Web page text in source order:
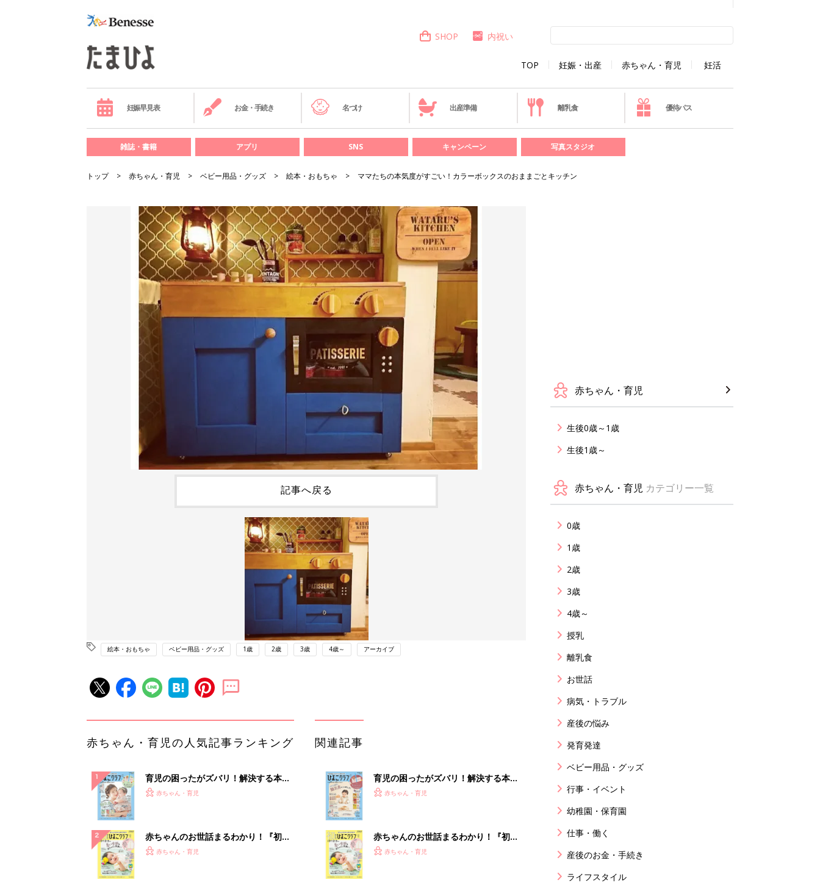
TOP 妊娠・出産 赤ちゃん・育児 妊活
SHOP 内祝い
妊娠早見表 お金・手続き 名づけ 出産準備 離乳食 優待パス
雑誌・書籍 アプリ SNS キャンペーン 写真スタジオ
トップ 赤ちゃん・育児 ベビー用品・グッズ 絵本・おもちゃ ママたちの本気度がすごい！カラーボックスのおままごとキッチン
記事へ戻る
絵本・おもちゃ ベビー用品・グッズ 1歳 2歳 3歳 4歳～ アーカイブ
赤ちゃん・育児の人気記事ランキング
育児の困ったがズバリ！解決する本
『ひよこクラブ 夏号』 4カ月～2才
赤ちゃん・育児
赤ちゃんのお世話まるわかり！『初め
てのひよこクラブ 夏号』〈巻頭大特
赤ちゃん・育児
関連記事
育児の困ったがズバリ！解決する本
『ひよこクラブ 秋号』 4カ月～2才
赤ちゃん・育児
赤ちゃんのお世話まるわかり！『初め
てのひよこクラブ 夏号』〈巻頭大特
赤ちゃん・育児
赤ちゃん・育児
生後0歳～1歳
生後1歳～
赤ちゃん・育児 カテゴリー一覧
0歳
1歳
2歳
3歳
4歳～
授乳
離乳食
お世話
病気・トラブル
産後の悩み
発育発達
ベビー用品・グッズ
行事・イベント
幼稚園・保育園
仕事・働く
産後のお金・手続き
ライフスタイル